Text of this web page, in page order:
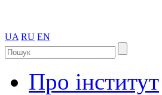
UA RU EN
Про інститут